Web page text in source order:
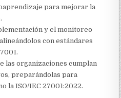
para mejorar la
y el monitoreo
con estándares
las organizaciones cumplan
preparándolas para
la ISO/IEC 27001:2022.